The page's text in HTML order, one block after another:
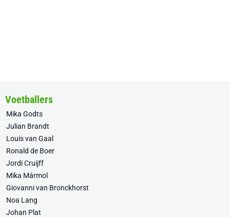
Voetballers
Mika Godts
Julian Brandt
Louis van Gaal
Ronald de Boer
Jordi Cruijff
Mika Mármol
Giovanni van Bronckhorst
Noa Lang
Johan Plat